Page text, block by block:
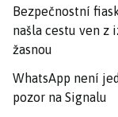
Bezpečnostní
našla cestu ven z
žasnou
WhatsApp není
pozor na Signalu